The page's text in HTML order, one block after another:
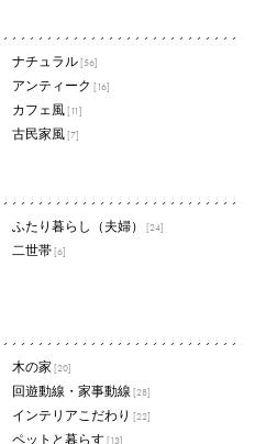
ナチュラル [56]
アンティーク [16]
カフェ風 [11]
古民家風 [7]
ふたり暮らし（夫婦） [24]
二世帯 [6]
木の家 [20]
回遊動線・家事動線 [28]
インテリアこだわり [22]
ペットと暮らす [13]